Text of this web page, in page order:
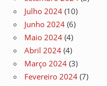
Julho 2024 (10)
Junho 2024 (6)
Maio 2024 (4)
Abril 2024 (4)
Março 2024 (3)
Fevereiro 2024 (7)